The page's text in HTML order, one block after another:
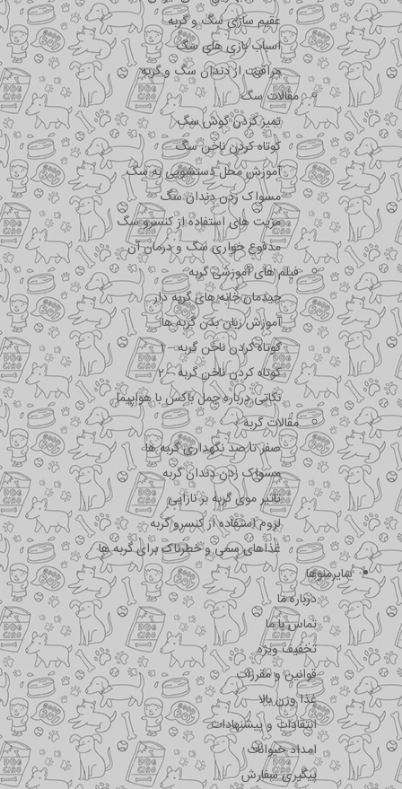
عقیم سازی سگ و گربه
اسباب بازی های سگ
مراقبت از دندان سگ و گربه
مقالات سگ
تمیز کردن گوش سگ
کوتاه کردن ناخن سگ
آموزش محل دستشویی به سگ
مسواک زدن دندان سگ
مزیت های استفاده از کنسرو سگ
مدفوع خواری سگ و درمان آن
فیلم های آموزشی گربه
چیدمان خانه های گربه دار
آموزش زبان بدن گربه ها
کوتاه کردن ناخن گربه – 1
کوتاه کردن ناخن گربه – 2
نکاتی درباره جمل باکس با هواپیما
مقالات گربه
صفر تا صد نگهداری گربه ها
مسواک زدن دندان گربه
تاثیر موی گربه بر نازایی
لزوم استفاده از کنسرو گربه
غذاهای سمی و خطرناک برای گربه ها
سایرمنوها
درباره ما
تماس با ما
تخفیف ویژه
قوانین و مقررات
غذا وزن بالا
انتقادات و پیشنهادات
امداد حیوانات
پیگیری سفارش